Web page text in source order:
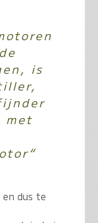
is
met
dus te